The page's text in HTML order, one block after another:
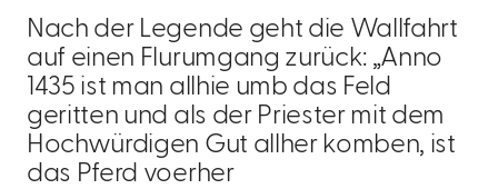
Nach der Legende geht die Wallfahrt
auf einen Flurumgang zurück: „Anno
1435 ist man allhie umb das Feld
geritten und als der Priester mit dem
Hochwürdigen Gut allher komben, ist
das Pferd voerher